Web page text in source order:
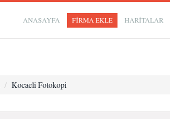
ANASAYFA FİRMA EKLE HARİTALAR
Kocaeli Fotokopi